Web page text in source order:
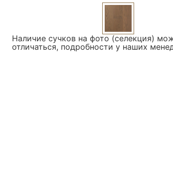
Наличие сучков на фото (селекция)
отличаться, подробности у наших